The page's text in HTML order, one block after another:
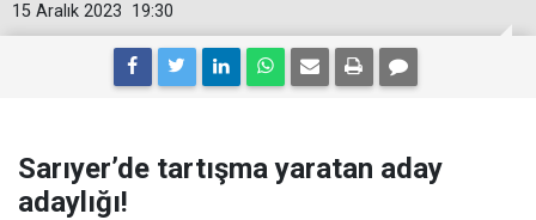
19:30
15 Aralık 2023
Sarıyer’de tartışma yaratan aday
adaylığı!